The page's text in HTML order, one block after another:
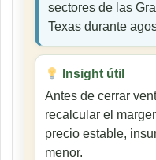
sectores de las
Texas durante
Insight útil
Antes de cerrar
recalcular el
precio estable,
menor.